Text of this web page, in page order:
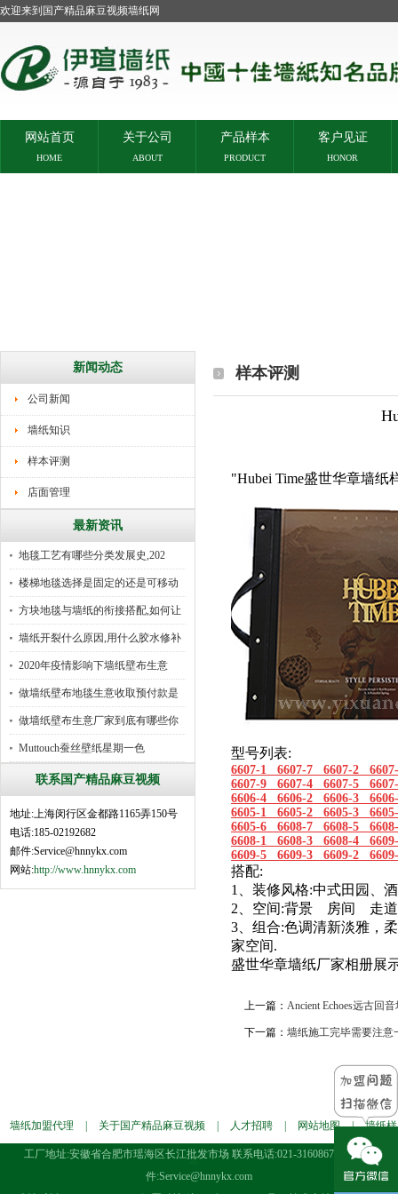
欢迎来到国产精品麻豆视频墙纸网
网站首页
HOME
关于公司
ABOUT
产品样本
PRODUCT
客户见证
HONOR
新闻动态
公司新闻
墙纸知识
样本评测
店面管理
最新资讯
地毯工艺有哪些分类发展史,202
楼梯地毯选择是固定的还是可移动
好
方块地毯与墙纸的衔接搭配,如何让
墙纸开裂什么原因,用什么胶水修补
2020年疫情影响下墙纸壁布生意
做墙纸壁布地毯生意收取预付款是
行
做墙纸壁布生意厂家到底有哪些你
所
Muttouch蚕丝壁纸星期一色
联系国产精品麻豆视频
地址:上海闵行区金都路1165弄150号
电话:185-02192682
邮件:Service@hnnykx.com
网站:http://www.hnnykx.com
样本评测
"Hubei Time盛世华章墙
型号列表:
6607-1 6607-7 6607-2
6607-9 6607-4 6607-5
6606-4 6606-2 6606-3
6605-1 6605-2 6605-3
6605-6 6608-7 6608-5
6608-1 6608-3 6608-4
6609-5 6609-3 6609-2
搭配:
1、装修风格:中式田园
2、空间:背景 房间
3、组合:色调清新淡雅，
家空间.
盛世华章墙纸厂家相册展
上一篇： Ancient Echoes远古回
下一篇： 墙纸施工完毕需要注意
墙纸加盟代理 关于国产精品麻豆视频 人才招聘 网站地图 | 墙纸样
本
工厂地址:安徽省合肥市瑶海区长江批发市场 联系电话:021-31608676 电子邮
件:Service@hnnykx.com